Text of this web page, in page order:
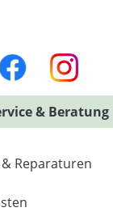
& Beratung
Reparaturen